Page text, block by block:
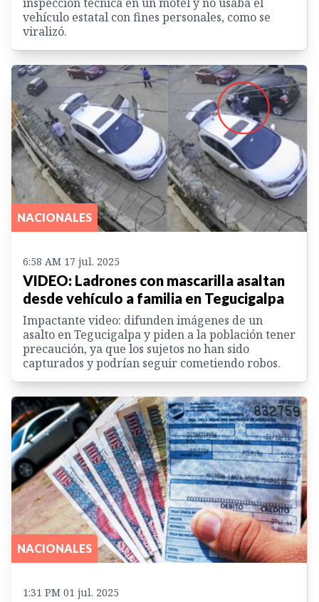
vehículo estatal con fines personales, como se
viralizó.
NACIONALES
6:58 AM 17 jul. 2025
VIDEO: Ladrones con mascarilla asaltan
desde vehículo a familia en Tegucigalpa
Impactante video: difunden imágenes de un
asalto en Tegucigalpa y piden a la población tener
precaución, ya que los sujetos no han sido
capturados y podrían seguir cometiendo robos.
NACIONALES
1:31 PM 01 jul. 2025